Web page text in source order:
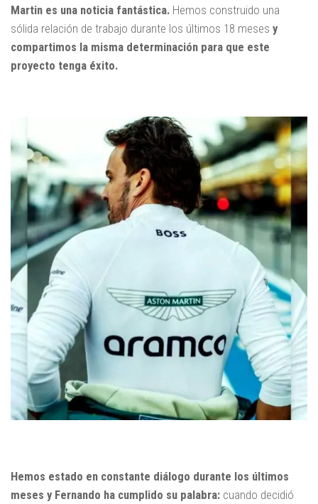
Martin es una noticia fantástica. Hemos construido una
sólida relación de trabajo durante los últimos 18 meses y
compartimos la misma determinación para que este
proyecto tenga éxito.
Hemos estado en constante diálogo durante los últimos
meses y Fernando ha cumplido su palabra: cuando decidió